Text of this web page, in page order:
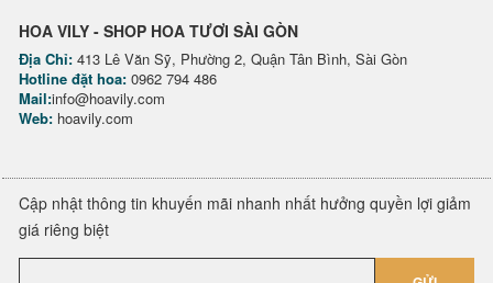
HOA VILY - SHOP HOA TƯƠI SÀI GÒN
Địa Chỉ: 413 Lê Văn Sỹ, Phường 2, Quận Tân Bình, Sài Gòn
Hotline đặt hoa: 0962 794 486
Mail:info@hoavily.com
Web: hoavily.com
Cập nhật thông tin khuyến mãi nhanh nhất hưởng quyền lợi giảm
giá riêng biệt